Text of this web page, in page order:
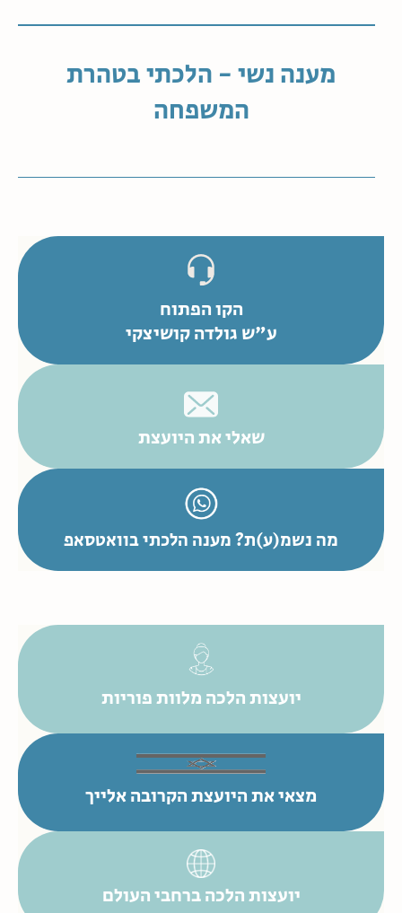
מענה נשי - הלכתי בטהרת
המשפחה
הקו הפתוח
ע"ש גולדה קושיצקי
שאלי את היועצת
מה נשמ(ע)ת? מענה הלכתי בוואטסאפ
יועצות הלכה מלוות פוריות
מצאי את היועצת הקרובה אלייך
יועצות הלכה ברחבי העולם